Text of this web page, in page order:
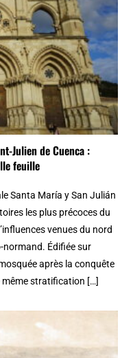
Julien de Cuenca :
feuille
Santa María y San Julián
les plus précoces du
venues du nord
normand. Édifiée sur
après la conquête
même stratification […]